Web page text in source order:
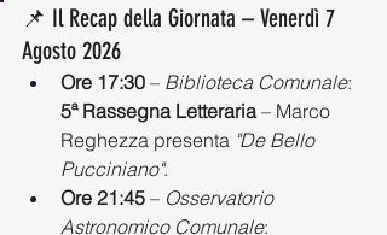
📌 Il Recap della Giornata – Venerdì 7
Agosto 2026
Ore 17:30 – Biblioteca Comunale:
5ª Rassegna Letteraria – Marco
Reghezza presenta "De Bello
Pucciniano".
Ore 21:45 – Osservatorio
Astronomico Comunale: